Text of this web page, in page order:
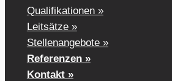
Qualifikationen »
Leitsätze »
Stellenangebote »
Referenzen »
Kontakt »